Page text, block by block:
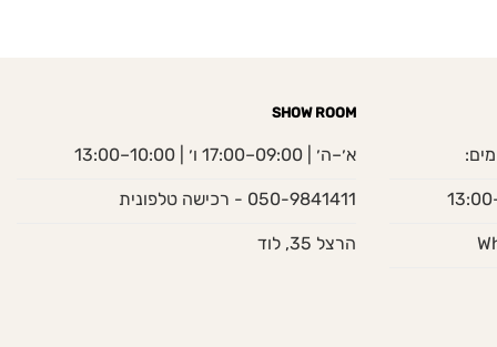
SHOW ROOM
א׳–ה׳ | 09:00–17:00 ו׳ | 10:00–13:00
050-9841411 - רכישה טלפונית
הרצל 35, לוד